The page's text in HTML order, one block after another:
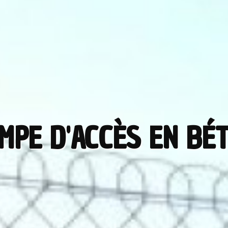
D'ACCÈS EN